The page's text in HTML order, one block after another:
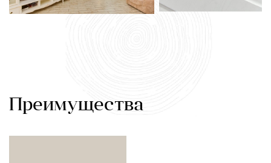
Преимущества